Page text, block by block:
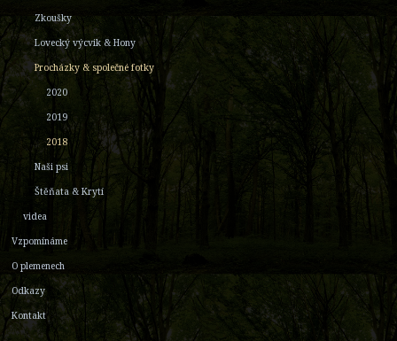
Zkoušky
Lovecký výcvik & Hony
Procházky & společné fotky
2020
2019
2018
Naši psi
Štěňata & Krytí
videa
Vzpomínáme
O plemenech
Odkazy
Kontakt